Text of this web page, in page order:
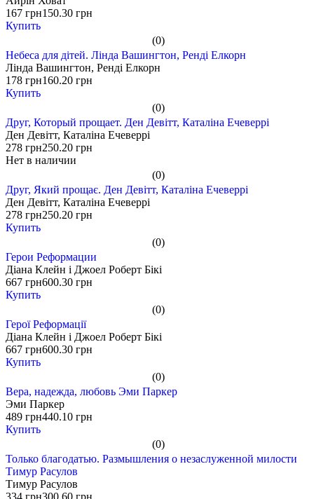
167 грн150.30 грн
Купить
(0)
Небеса для дітей. Лінда Вашингтон, Ренді Елкорн
Лінда Вашингтон, Ренді Елкорн
178 грн160.20 грн
Купить
(0)
Друг, Который прощает. Ден Девітт, Каталіна Ечеверрі
Ден Девітт, Каталіна Ечеверрі
278 грн250.20 грн
Нет в наличии
(0)
Друг, Який прощає. Ден Девітт, Каталіна Ечеверрі
Ден Девітт, Каталіна Ечеверрі
278 грн250.20 грн
Купить
(0)
Герои Реформации
Діана Клейн і Джоел Роберт Бікі
667 грн600.30 грн
Купить
(0)
Герої Реформації
Діана Клейн і Джоел Роберт Бікі
667 грн600.30 грн
Купить
(0)
Вера, надежда, любовь Эми Паркер
Эми Паркер
489 грн440.10 грн
Купить
(0)
Только благодатью. Размышления о незаслуженной милости
Тимур Расулов
Тимур Расулов
334 грн300.60 грн